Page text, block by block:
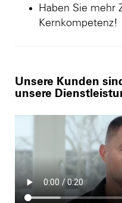
Haben Sie mehr
Kernkompetenz!
Unsere Kunden
unsere